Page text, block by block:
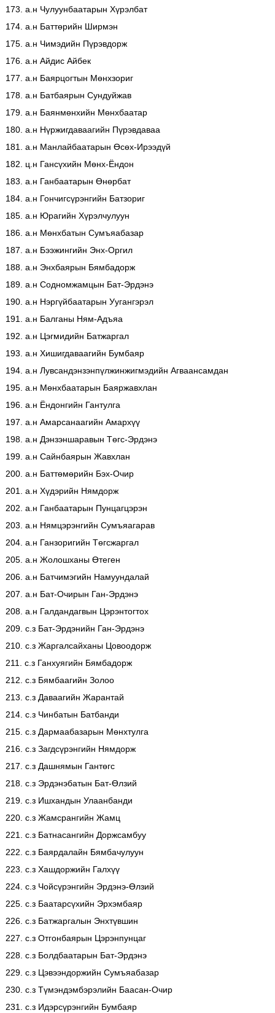
173. а.н Чулуунбаатарын Хүрэлбат
174. а.н Баттөрийн Ширмэн
175. а.н Чимэдийн Пүрэвдорж
176. а.н Айдис Айбек
177. а.н Баярцогтын Мөнхзориг
178. а.н Батбаярын Сундуйжав
179. а.н Баянмөнхийн Мөнхбаатар
180. а.н Нүржигдаваагийн Пүрэвдаваа
181. а.н Манлайбаатарын Өсөх-Ирээдүй
182. ц.н Гансүхийн Мөнх-Ёндон
183. а.н Ганбаатарын Өнөрбат
184. а.н Гончигсүрэнгийн Батзориг
185. а.н Юрагийн Хүрэлчулуун
186. а.н Мөнхбатын Сумъяабазар
187. а.н Бээжингийн Энх-Оргил
188. а.н Энхбаярын Бямбадорж
189. а.н Содномжамцын Бат-Эрдэнэ
190. а.н Нэргүйбаатарын Уугангэрэл
191. а.н Балганы Ням-Адъяа
192. а.н Цэгмидийн Батжаргал
193. а.н Хишигдаваагийн Бумбаяр
194. а.н Лувсандэнзэнпүлжинжигмэдийн Агваансамдан
195. а.н Мөнхбаатарын Баяржавхлан
196. а.н Ёндонгийн Гантулга
197. а.н Амарсанаагийн Амархүү
198. а.н Дэнзэншаравын Төгс-Эрдэнэ
199. а.н Сайнбаярын Жавхлан
200. а.н Баттөмөрийн Бэх-Очир
201. а.н Хүдэрийн Нямдорж
202. а.н Ганбаатарын Пунцагцэрэн
203. а.н Нямцэрэнгийн Сумъяагарав
204. а.н Ганзоригийн Төгсжаргал
205. а.н Жолошханы Өтеген
206. а.н Батчимэгийн Намуундалай
207. а.н Бат-Очирын Ган-Эрдэнэ
208. а.н Галдандагвын Цэрэнтогтох
209. с.з Бат-Эрдэнийн Ган-Эрдэнэ
210. с.з Жаргалсайханы Цовоодорж
211. с.з Ганхуягийн Бямбадорж
212. с.з Бямбаагийн Золоо
213. с.з Даваагийн Жарантай
214. с.з Чинбатын Батбанди
215. с.з Дармаабазарын Мөнхтулга
216. с.з Загдсүрэнгийн Нямдорж
217. с.з Дашнямын Гантөгс
218. с.з Эрдэнэбатын Бат-Өлзий
219. с.з Ишхандын Улаанбанди
220. с.з Жамсрангийн Жамц
221. с.з Батнасангийн Доржсамбуу
222. с.з Баярдалайн Бямбачулуун
223. с.з Хашдоржийн Галхүү
224. с.з Чойсүрэнгийн Эрдэнэ-Өлзий
225. с.з Баатарсүхийн Эрхэмбаяр
226. с.з Батжаргалын Энхтүвшин
227. с.з Отгонбаярын Цэрэнпунцаг
228. с.з Болдбаатарын Бат-Эрдэнэ
229. с.з Цэвээндоржийн Сумъяабазар
230. с.з Түмэндэмбэрэлийн Баасан-Очир
231. с.з Идэрсүрэнгийн Бумбаяр